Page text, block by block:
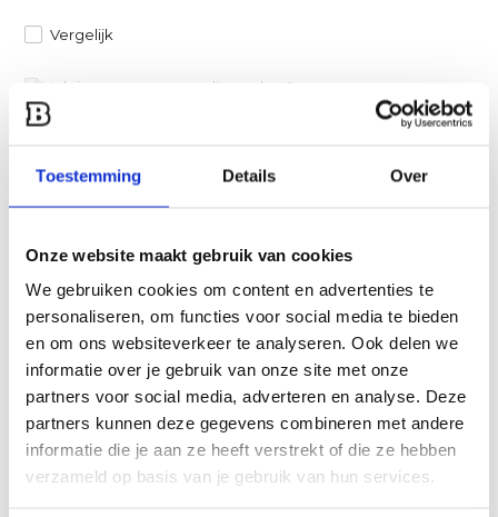
Toestemming Details Over
Onze website maakt gebruik van cookies
We gebruiken cookies om content en advertenties te
personaliseren, om functies voor social media te bieden
en om ons websiteverkeer te analyseren. Ook delen we
informatie over je gebruik van onze site met onze
partners voor social media, adverteren en analyse. Deze
partners kunnen deze gegevens combineren met andere
informatie die je aan ze heeft verstrekt of die ze hebben
verzameld op basis van je gebruik van hun services.
Vergelijk
Heb je een vraag over dit product?
Specificaties
Product video
Reviews